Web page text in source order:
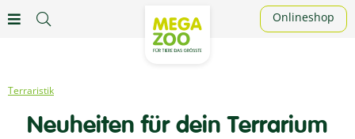
Onlineshop
Terraristik
Neuheiten für dein Terrarium